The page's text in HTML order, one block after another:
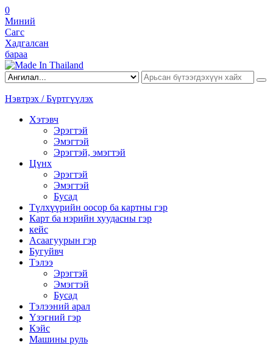
0
Миний
Сагс
Хадгалсан
бараа
Нэвтрэх / Бүртгүүлэх
Хэтэвч
Эрэгтэй
Эмэгтэй
Эрэгтэй, эмэгтэй
Цүнх
Эрэгтэй
Эмэгтэй
Бусад
Түлхүүрийн оосор ба картны гэр
Карт ба нэрийн хуудасны гэр
кейс
Асаагуурын гэр
Бугуйвч
Тэлээ
Эрэгтэй
Эмэгтэй
Бусад
Тэлээний арал
Үзэгний гэр
Кэйс
Машины руль